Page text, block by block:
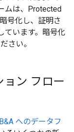
ムは、Protected
号化し、証明さ
ています。暗号化
さい。
ン フロー
へのデータフ